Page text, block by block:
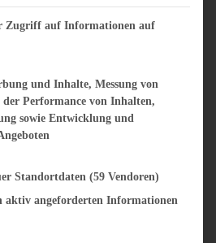
SALATE & SNACKS
SUPPENKASPEREIEN
VORSPEISEN
SÜSS & HERZHAFT
BROTAUFSTRICH
DIPS, SAUCEN, CHUTNEYS
KÜCHENGESCHENKE
der Zwecke des IAB Transparency and Consent
Zugriff auf Informationen auf
und Inhalte, Messung von
Performance von Inhalten,
sowie Entwicklung und
Standortdaten (59 Vendoren)
aktiv angeforderten Informationen